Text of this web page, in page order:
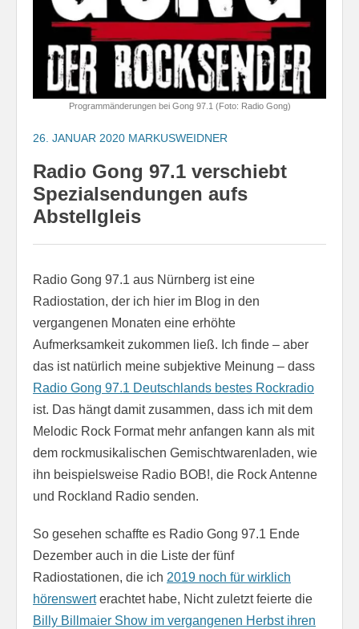
Programmänderungen bei Gong 97.1 (Foto: Radio Gong)
26. JANUAR 2020 MARKUSWEIDNER
Radio Gong 97.1 verschiebt
Spezialsendungen aufs
Abstellgleis
Radio Gong 97.1 aus Nürnberg ist eine
Radiostation, der ich hier im Blog in den
vergangenen Monaten eine erhöhte
Aufmerksamkeit zukommen ließ. Ich finde – aber
das ist natürlich meine subjektive Meinung – dass
Radio Gong 97.1 Deutschlands bestes Rockradio
ist. Das hängt damit zusammen, dass ich mit dem
Melodic Rock Format mehr anfangen kann als mit
dem rockmusikalischen Gemischtwarenladen, wie
ihn beispielsweise Radio BOB!, die Rock Antenne
und Rockland Radio senden.
So gesehen schaffte es Radio Gong 97.1 Ende
Dezember auch in die Liste der fünf
Radiostationen, die ich 2019 noch für wirklich
hörenswerterachtet habe, Nicht zuletzt feierte die
Billy Billmaier Show im vergangenen Herbst ihren